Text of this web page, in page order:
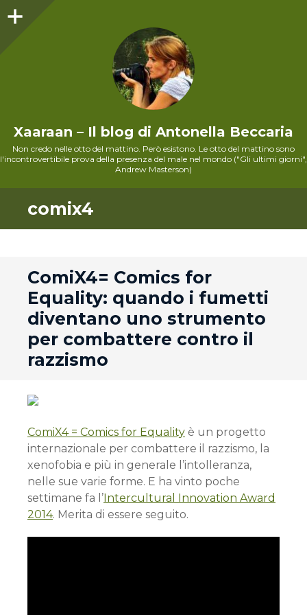
Xaaraan – Il blog di Antonella Beccaria
Non credo nelle otto del mattino. Però esistono. Le otto del mattino sono
l'incontrovertibile prova della presenza del male nel mondo ("Gli ultimi giorni",
Andrew Masterson)
comix4
ComiX4= Comics for
Equality: quando i fumetti
diventano uno strumento
per combattere contro il
razzismo
ComiX4 = Comics for Equality è un progetto
internazionale per combattere il razzismo, la
xenofobia e più in generale l’intolleranza,
nelle sue varie forme. E ha vinto poche
settimane fa l’Intercultural Innovation Award
2014. Merita di essere seguito.